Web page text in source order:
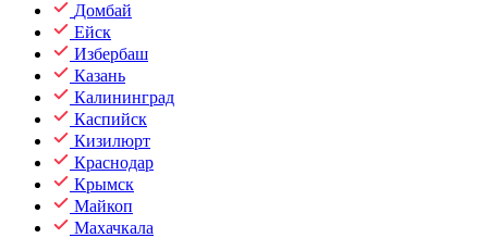
Домбай
Ейск
Избербаш
Казань
Калининград
Каспийск
Кизилюрт
Краснодар
Крымск
Майкоп
Махачкала